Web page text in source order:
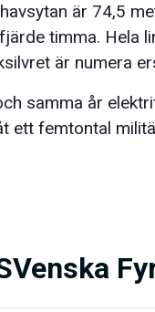
är 74,5
timma. Hela
är numera
samma år
ett femtontal